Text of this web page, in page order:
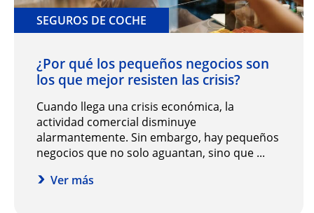
SEGUROS DE COCHE
¿Por qué los pequeños negocios son
los que mejor resisten las crisis?
Cuando llega una crisis económica, la
actividad comercial disminuye
alarmantemente. Sin embargo, hay pequeños
negocios que no solo aguantan, sino que ...
Ver más